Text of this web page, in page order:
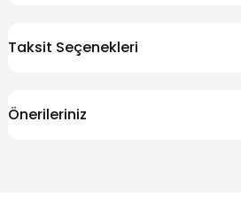
Taksit Seçenekleri
Önerileriniz